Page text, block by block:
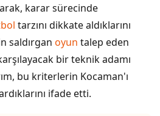
karar sürecinde
tarzını dikkate aldıklarını
saldırgan oyun talep eden
bir teknik adamı
bu kriterlerin Kocaman'ı
ifade etti.